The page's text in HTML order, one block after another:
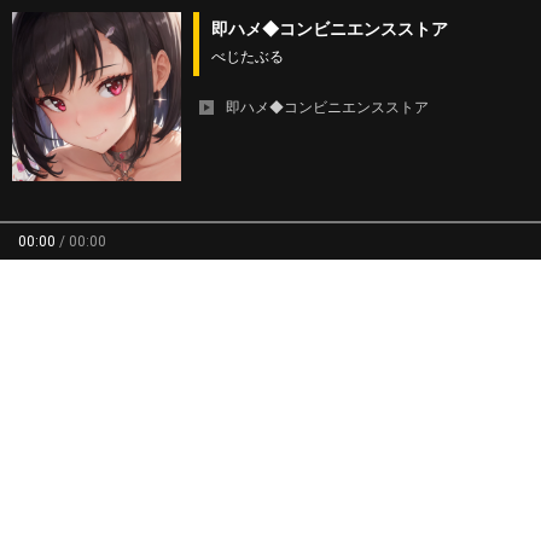
即ハメ◆コンビニエンスストア
べじたぶる
即ハメ◆コンビニエンスストア
00:00 / 00:00